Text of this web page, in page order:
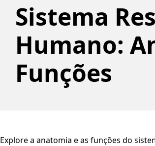
Sistema
Humano:
Funções
Explore a anatomia e as funções do